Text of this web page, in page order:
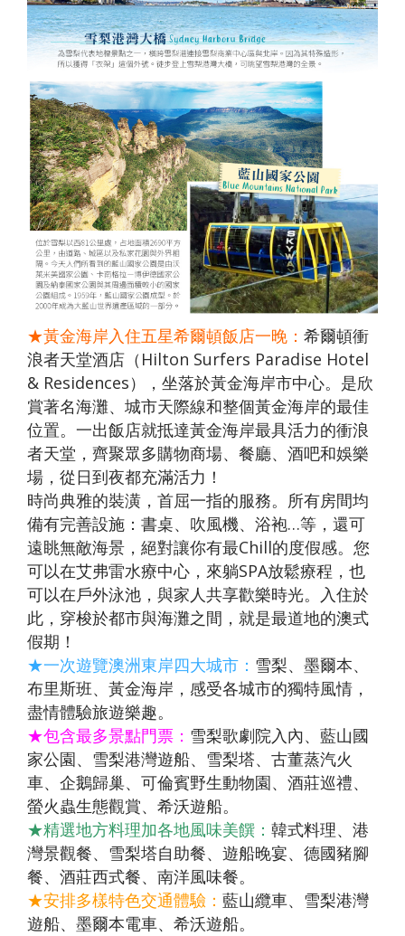
沖繩】
沖繩機
加酒、
自由行
四日 (
市區酒
店含早
餐 ) 2
人成行
沖繩】
沖繩機
加酒、
自由行
四日 (
市區酒
店含早
餐、2
人成行
) 【星
宇&虎
航、台
中出
發】
輕旅】
沖繩機
加酒の
半自由
行四日
( 含小
費、接
送機及
1午1晚
餐+2天
行程 )
6人成
行
超值沖
繩】系
滿漁市
場、波
之上神
宮、美
國村、
瀨長島
半自由
行四天
（晚去
晚回、
含機上
餐 )
【星宇
航空、
台中出
發】
歐嗨
喲】瀨
戶潮音
四國小
豆島～
道後古
湯礦山
遊船纜
車採果
雙溫泉
七日
【長榮
航空，
桃園/
愛媛】
【真航
空、台
中直
飛】
【德威
航空、
桃園直
飛】
台中直
飛】
桃園直
飛】
家界～
鳳凰古
城、張
家界景
區、袁
家界景
區、濯
水古
鎮、輕
軌體驗
八日
（無購
物、無
自費）
【澳門
航空、
台中出
發】
自由
行】童
話九寨
溝、熊
貓基
地、五
彩黃
龍、寬
窄巷
子、船
遊樂山
大佛八
天《無
購物無
自費、
升等三
排椅》
【長龍
航空、
台中直
飛成
都】
自由
行】成
都樂山
大佛、
都江堰
水利工
程、中
國古羌
城、牟
尼溝、
九寨
溝、黃
龍、熊
貓基地
風情八
天（
動車版
）【東
方航
空、台
中直飛
成都】
川～天
生三
橋、烏
江畫
廊、武
陵山大
裂谷、
輕軌穿
樓、重
慶枇杷
園半山
火鍋八
日（無
購物、
無自
費）
【澳門
航空、
台中出
發】
隆、天
生三
橋、湖
北恩施
大峽
谷、三
排椅八
日（無
購物、
無自
費）
【澳門
航空、
台中出
發】
地四星
酒店）
《無購
物》
【台灣
虎航、
桃園出
發】
發】
店+3晚
當地五
星酒
店）
《無購
物》
【台灣
虎航、
桃園出
發】
出）
出）
★黃金海岸入住五星希爾頓飯店一晚： 希爾頓衝
浪者天堂酒店（Hilton Surfers Paradise Hotel
& Residences），坐落於黃金海岸市中心。是欣
賞著名海灘、城市天際線和整個黃金海岸的最佳
位置。一出飯店就抵達黃金海岸最具活力的衝浪
者天堂，齊聚眾多購物商場、餐廳、酒吧和娛樂
場，從日到夜都充滿活力！
時尚典雅的裝潢，首屈一指的服務。所有房間均
備有完善設施：書桌、吹風機、浴袍…等，還可
遠眺無敵海景，絕對讓你有最Chill的度假感。您
可以在艾弗雷水療中心，來躺SPA放鬆療程，也
可以在戶外泳池，與家人共享歡樂時光。入住於
此，穿梭於都市與海灘之間，就是最道地的澳式
假期！
★一次遊覽澳洲東岸四大城市： 雪梨、墨爾本、
布里斯班、黃金海岸，感受各城市的獨特風情，
盡情體驗旅遊樂趣。
★包含最多景點門票： 雪梨歌劇院入內、藍山國
家公園、雪梨港灣遊船、雪梨塔、古董蒸汽火
車、企鵝歸巢、可倫賓野生動物園、酒莊巡禮、
螢火蟲生態觀賞、希沃遊船。
★精選地方料理加各地風味美饌： 韓式料理、港
灣景觀餐、雪梨塔自助餐、遊船晚宴、德國豬腳
餐、酒莊西式餐、南洋風味餐。
★安排多樣特色交通體驗： 藍山纜車、雪梨港灣
遊船、墨爾本電車、希沃遊船。